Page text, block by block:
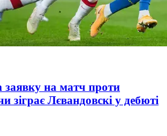
на матч проти
зіграє Лєвандовскі у дебюті